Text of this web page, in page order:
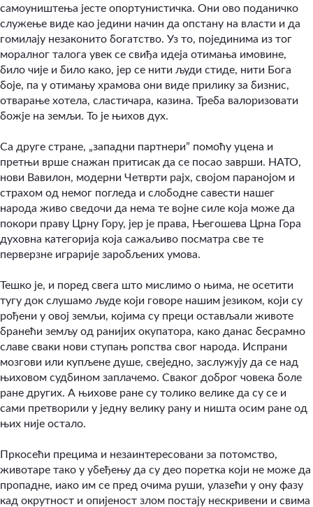
самоуништења јесте опортунистичка. Они ово поданичко
служење виде као једини начин да опстану на власти и да
гомилају незаконито богатство. Уз то, појединима из тог
моралног талога увек се свиђа идеја отимања имовине,
било чије и било како, јер се нити људи стиде, нити Бога
боје, па у отимању храмова они виде прилику за бизнис,
отварање хотела, сластичара, казина. Треба валоризовати
божје на земљи. То је њихов дух.
Са друге стране, „западни партнери” помоћу уцена и
претњи врше снажан притисак да се посао заврши. НАТО,
нови Вавилон, модерни Четврти рајх, својом паранојом и
страхом од немог погледа и слободне савести нашег
народа живо сведочи да нема те војне силе која може да
покори праву Црну Гору, јер је права, Његошева Црна Гора
духовна категорија која сажаљиво посматра све те
перверзне играрије заробљених умова.
Тешко је, и поред свега што мислимо о њима, не осетити
тугу док слушамо људе који говоре нашим језиком, који су
рођени у овој земљи, којима су преци остављали животе
бранећи земљу од ранијих окупатора, како данас бесрамно
славе сваки нови ступањ ропства свог народа. Испрани
мозгови или купљене душе, свеједно, заслужују да се над
њиховом судбином заплачемо. Сваког доброг човека боле
ране других. А њихове ране су толико велике да су се и
сами претворили у једну велику рану и ништа осим ране од
њих није остало.
Пркосећи прецима и незаинтересовани за потомство,
животаре тако у убеђењу да су део поретка који не може да
пропадне, иако им се пред очима руши, улазећи у ону фазу
кад окрутност и опијеност злом постају нескривени и свима